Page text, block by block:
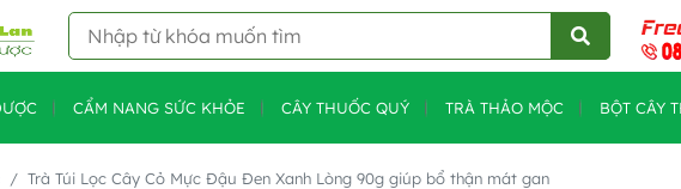
CẨM NANG SỨC KHỎE CÂY THUỐC QUÝ TRÀ THẢO MỘC BỘT CÂY
Trà Túi Lọc Cây Cỏ Mực Đậu Đen Xanh Lòng 90g giúp bổ thận mát gan